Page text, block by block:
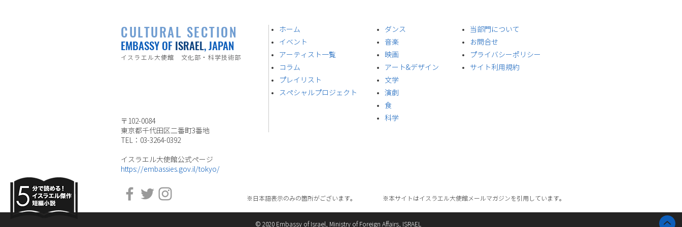
CULTURAL SECTION
EMBASSY OFISRAEL, JAPAN
イスラエル大使館 文化部・科学技術部
〒102-0084
東京都千代田区二番町3番地
TEL：03-3264-0392
イスラエル大使館公式ページ
https://embassies.gov.il/tokyo/
ホーム
イベント
​アーティスト一覧
​コラム
プレイリスト
スペシャルプロジェクト
ダンス
音楽
​映画
アート&デザイン
​文学
演劇
食
​科学
​当部門について
お問合せ
プライバシーポリシー
サイト利用規約
※日本語表示のみの箇所がございます。 ※本サイトはイスラエル大使館メールマガジンを引用しています。
© 2020 Embassy of Israel, Ministry of Foreign Affairs, ISRAEL